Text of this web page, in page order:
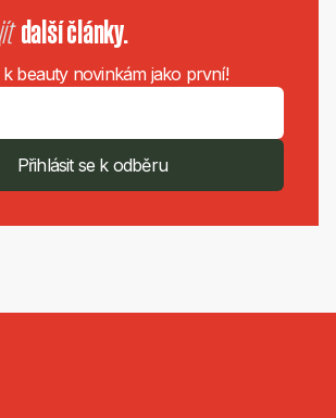
další články.
k beauty novinkám jako první!
Přihlásit se k odběru